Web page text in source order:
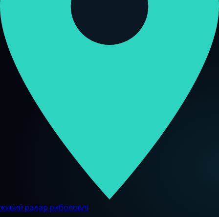
живий радар риболовлі